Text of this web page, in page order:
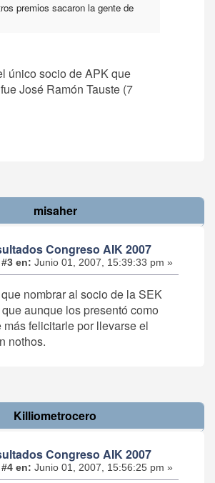
premios sacaron la gente de
único socio de APK que
José Ramón Tauste (7
misaher
Congreso AIK 2007
en: Junio 01, 2007, 15:39:33 pm »
nombrar al socio de la SEK
aunque los presentó como
más felicitarle por llevarse el
nothos.
Killiometrocero
Congreso AIK 2007
en: Junio 01, 2007, 15:56:25 pm »